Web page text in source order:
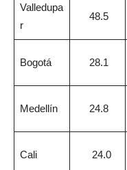
Valledupa
r
48.5
Bogotá 28.1
Medellín 24.8
Cali 24.0